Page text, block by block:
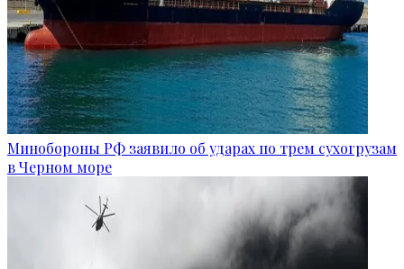
Минобороны РФ заявило об ударах по трем сухогрузам
в Черном море